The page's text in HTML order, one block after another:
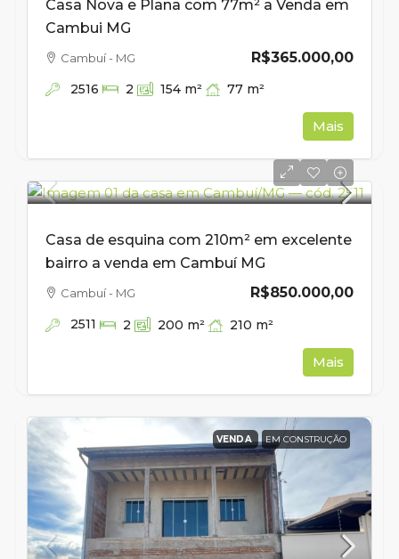
Casa Nova e Plana com 77m² a Venda em
Cambui MG
R$365.000,00
Cambuí - MG
2516 2 154 m² 77 m²
Mais
Casa de esquina com 210m² em excelente
bairro a venda em Cambuí MG
R$850.000,00
Cambuí - MG
2511 2 200 m² 210 m²
Mais
VENDA EM CONSTRUÇÃO